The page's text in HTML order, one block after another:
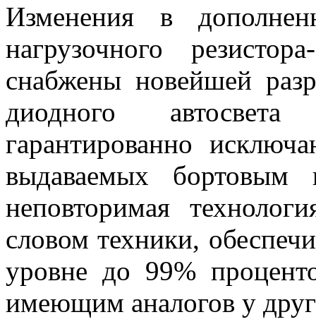
Изменения в
нагрузочного
снабжены новейшей
диодного
гарантированно
выдаваемых
неповторимая
словом техники,
уровне до 99%
имеющим аналогов у